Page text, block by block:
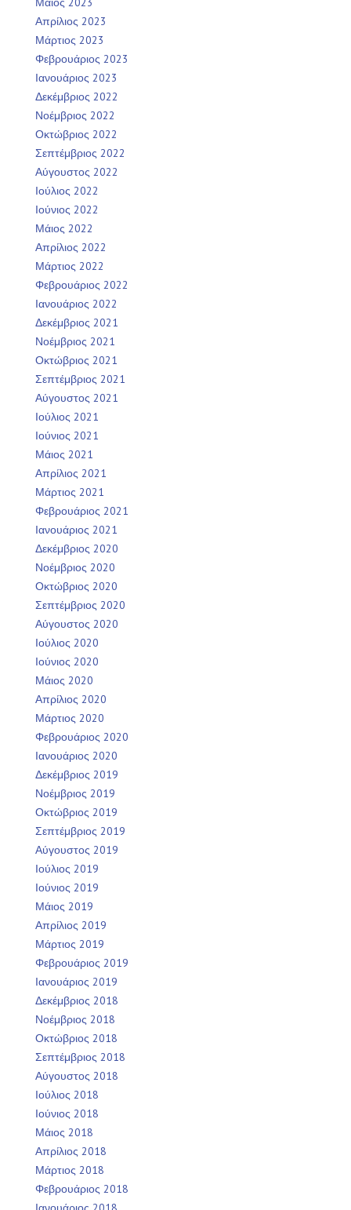
Απρίλιος 2023
Μάρτιος 2023
Φεβρουάριος 2023
Ιανουάριος 2023
Δεκέμβριος 2022
Νοέμβριος 2022
Οκτώβριος 2022
Σεπτέμβριος 2022
Αύγουστος 2022
Ιούλιος 2022
Ιούνιος 2022
Μάιος 2022
Απρίλιος 2022
Μάρτιος 2022
Φεβρουάριος 2022
Ιανουάριος 2022
Δεκέμβριος 2021
Νοέμβριος 2021
Οκτώβριος 2021
Σεπτέμβριος 2021
Αύγουστος 2021
Ιούλιος 2021
Ιούνιος 2021
Μάιος 2021
Απρίλιος 2021
Μάρτιος 2021
Φεβρουάριος 2021
Ιανουάριος 2021
Δεκέμβριος 2020
Νοέμβριος 2020
Οκτώβριος 2020
Σεπτέμβριος 2020
Αύγουστος 2020
Ιούλιος 2020
Ιούνιος 2020
Μάιος 2020
Απρίλιος 2020
Μάρτιος 2020
Φεβρουάριος 2020
Ιανουάριος 2020
Δεκέμβριος 2019
Νοέμβριος 2019
Οκτώβριος 2019
Σεπτέμβριος 2019
Αύγουστος 2019
Ιούλιος 2019
Ιούνιος 2019
Μάιος 2019
Απρίλιος 2019
Μάρτιος 2019
Φεβρουάριος 2019
Ιανουάριος 2019
Δεκέμβριος 2018
Νοέμβριος 2018
Οκτώβριος 2018
Σεπτέμβριος 2018
Αύγουστος 2018
Ιούλιος 2018
Ιούνιος 2018
Μάιος 2018
Απρίλιος 2018
Μάρτιος 2018
Φεβρουάριος 2018